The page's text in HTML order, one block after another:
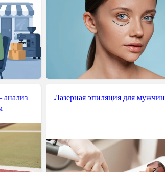
анализ
Лазерная эпиляция для мужчин